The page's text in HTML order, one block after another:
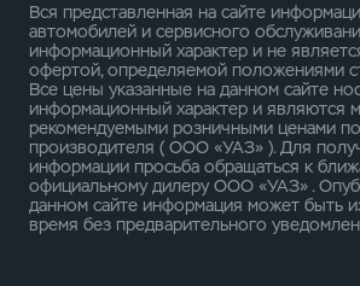
Вся представленная на сайте
автомобилей и сервисного
информационный характер и не
офертой, определяемой положениями
Все цены указанные на данном сайте
информационный характер и являются
рекомендуемыми розничными ценами
производителя ( ООО «УАЗ» ). Для
информации просьба обращаться к
официальному дилеру ООО «УАЗ» .
данном сайте информация может быть
время без предварительного